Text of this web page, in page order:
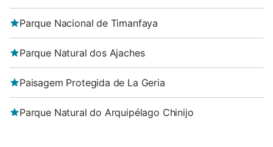
Parque Nacional de Timanfaya
Parque Natural dos Ajaches
Paisagem Protegida de La Geria
Parque Natural do Arquipélago Chinijo